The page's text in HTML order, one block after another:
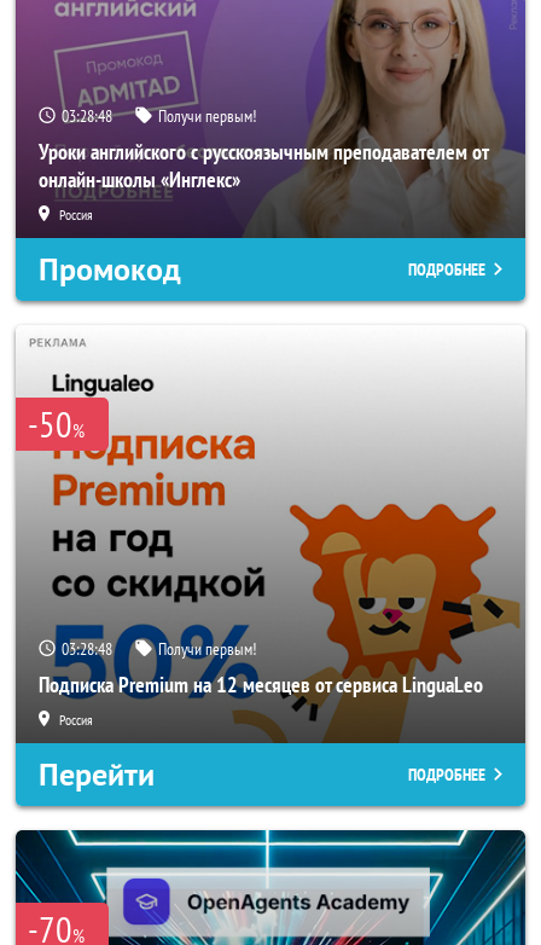
03:28:47 Получи первым!
Уроки английского с русскоязычным преподавателем от
онлайн-школы «Инглекс»
Россия
Промокод ПОДРОБНЕЕ
-50%
03:28:47 Получи первым!
Подписка Premium на 12 месяцев от сервиса LinguaLeo
Россия
Перейти ПОДРОБНЕЕ
-70%